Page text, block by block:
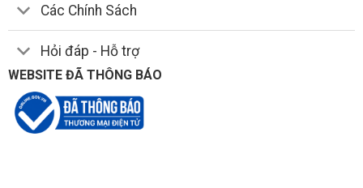
Các Chính Sách
Hỏi đáp - Hỗ trợ
WEBSITE ĐÃ THÔNG BÁO